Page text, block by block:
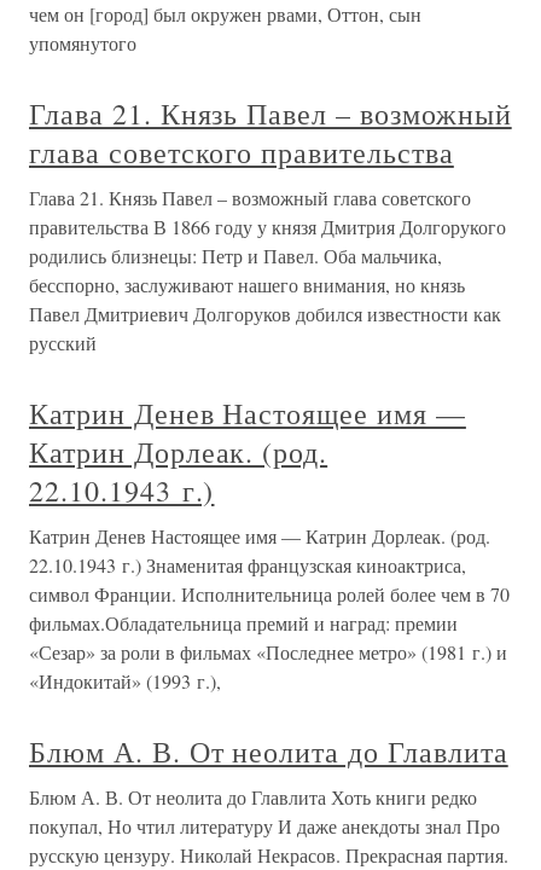
чем он [город] был окружен рвами, Оттон, сын
упомянутого
Глава 21. Князь Павел – возможный
глава советского правительства
Глава 21. Князь Павел – возможный глава советского
правительства В 1866 году у князя Дмитрия Долгорукого
родились близнецы: Петр и Павел. Оба мальчика,
бесспорно, заслуживают нашего внимания, но князь
Павел Дмитриевич Долгоруков добился известности как
русский
Катрин Денев Настоящее имя —
Катрин Дорлеак. (род.
22.10.1943 г.)
Катрин Денев Настоящее имя — Катрин Дорлеак. (род.
22.10.1943 г.) Знаменитая французская киноактриса,
символ Франции. Исполнительница ролей более чем в 70
фильмах.Обладательница премий и наград: премии
«Сезар» за роли в фильмах «Последнее метро» (1981 г.) и
«Индокитай» (1993 г.),
Блюм А. В. От неолита до Главлита
Блюм А. В. От неолита до Главлита Хоть книги редко
покупал, Но чтил литературу И даже анекдоты знал Про
русскую цензуру. Николай Некрасов. Прекрасная партия.